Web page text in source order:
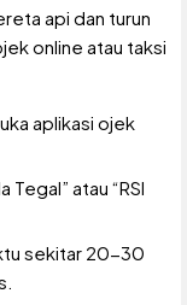
api dan turun
online atau taksi
aplikasi ojek
Tegal” atau “RSI
sekitar 20-30